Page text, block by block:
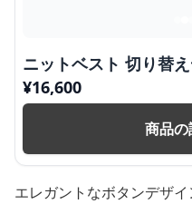
ニットベスト 切り替
¥16,600
商品
エレガントなボタンデザ